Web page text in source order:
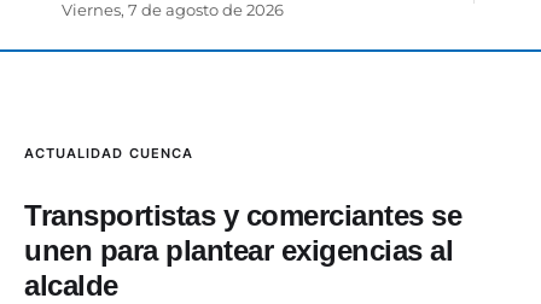
Viernes, 7 de agosto de 2026
ACTUALIDAD CUENCA
Transportistas y comerciantes se
unen para plantear exigencias al
alcalde